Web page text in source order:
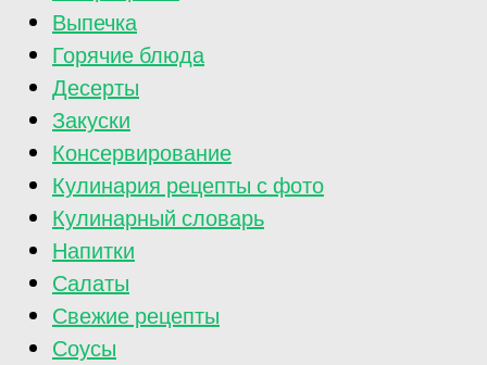
Выпечка
Горячие блюда
Десерты
Закуски
Консервирование
Кулинария рецепты с фото
Кулинарный словарь
Напитки
Салаты
Свежие рецепты
Соусы